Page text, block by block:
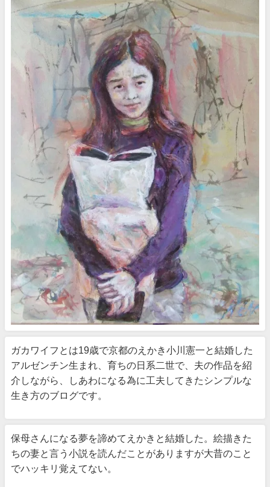
ガカワイフとは19歳で京都のえかき小川憲一と結婚した
アルゼンチン生まれ、育ちの日系二世で、夫の作品を紹
介しながら、しあわになる為に工夫してきたシンプルな
生き方のブログです。
保母さんになる夢を諦めてえかきと結婚した。絵描きた
ちの妻と言う小説を読んだことがありますが大昔のこと
でハッキリ覚えてない。